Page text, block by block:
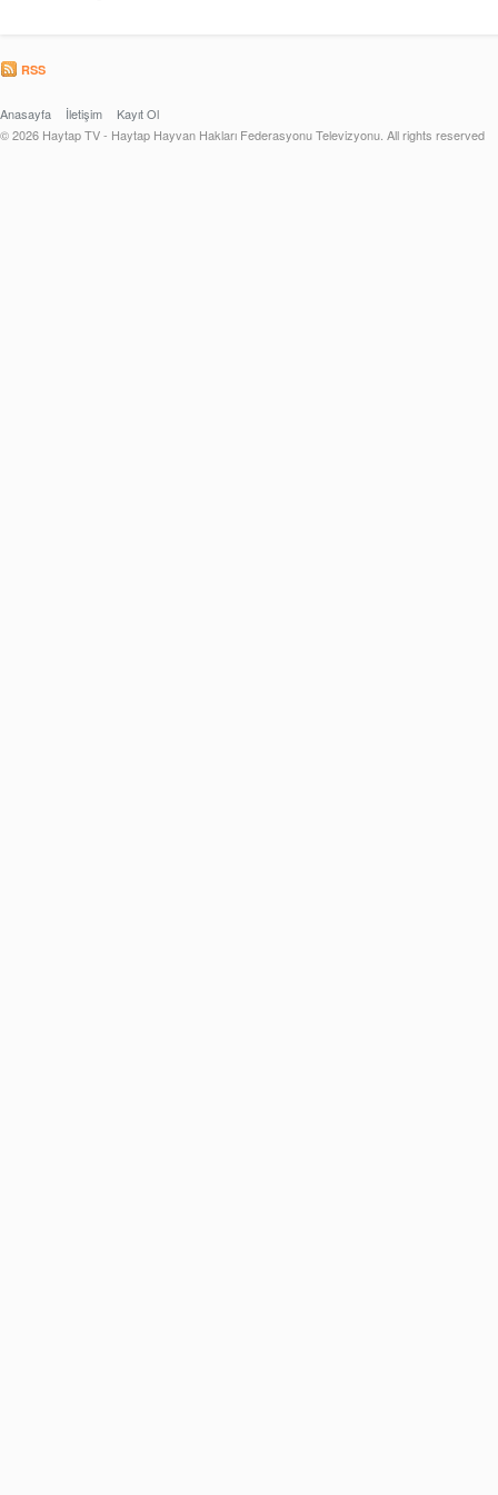
RSS
Anasayfa İletişim
Kayıt Ol
© 2026 Haytap TV - Haytap Hayvan Hakları Federasyonu Televizyonu. All rights reserved